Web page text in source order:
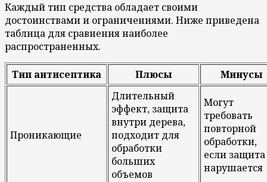
Каждый тип средства обладает своими
достоинствами и ограничениями. Ниже приведена
таблица для сравнения наиболее
распространенных.
Тип антисептика Плюсы Минусы
Проникающие
Длительный
эффект, защита
внутри дерева,
подходит для
обработки
больших
объемов
Могут
требовать
повторной
обработки,
если защита
нарушается